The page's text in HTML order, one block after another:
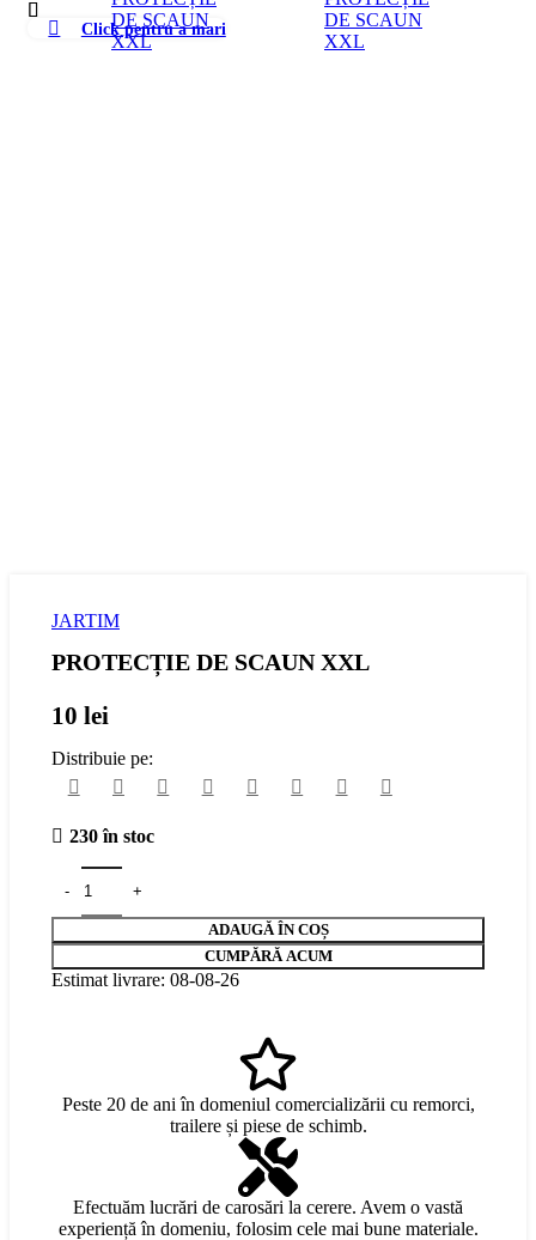
Click pentru a mari
JARTIM
PROTECȚIE DE SCAUN XXL
10 lei
Distribuie pe:
230 în stoc
ADAUGĂ ÎN COȘ
CUMPĂRĂ ACUM
Estimat livrare: 08-08-26
Peste 20 de ani în domeniul comercializării cu remorci,
trailere și piese de schimb.
Efectuăm lucrări de carosări la cerere. Avem o vastă
experiență în domeniu, folosim cele mai bune materiale.